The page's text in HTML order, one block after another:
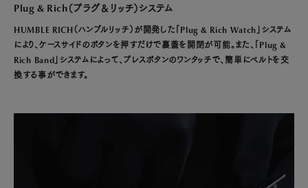
Plug & Rich（プラグ＆リッチ）システム
HUMBLE RICH（ハンブルリッチ）が開発した「Plug & Rich Watch」システム
により、ケースサイドのボタンを押すだけで裏蓋を開閉が可能。また、「Plug &
Rich Band」システムによって、プレスボタンのワンタッチで、簡単にベルトを交
換する事ができます。